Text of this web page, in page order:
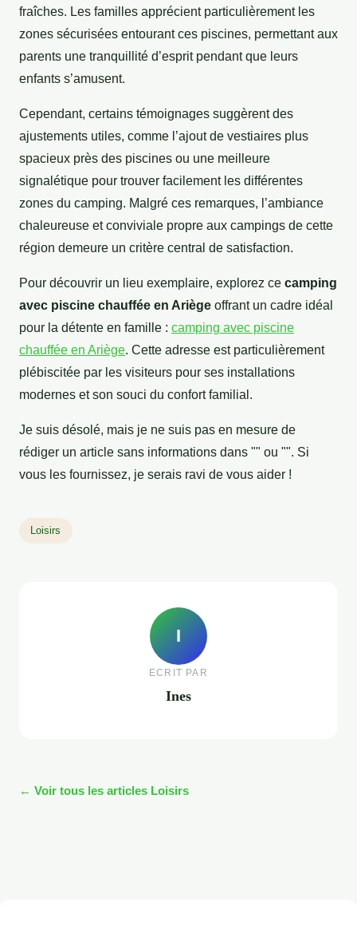
fraîches. Les familles apprécient particulièrement les
zones sécurisées entourant ces piscines, permettant aux
parents une tranquillité d’esprit pendant que leurs
enfants s’amusent.
Cependant, certains témoignages suggèrent des
ajustements utiles, comme l’ajout de vestiaires plus
spacieux près des piscines ou une meilleure
signalétique pour trouver facilement les différentes
zones du camping. Malgré ces remarques, l’ambiance
chaleureuse et conviviale propre aux campings de cette
région demeure un critère central de satisfaction.
Pour découvrir un lieu exemplaire, explorez ce camping
avec piscine chauffée en Ariège offrant un cadre idéal
pour la détente en famille : camping avec piscine
chauffée en Ariège. Cette adresse est particulièrement
plébiscitée par les visiteurs pour ses installations
modernes et son souci du confort familial.
Je suis désolé, mais je ne suis pas en mesure de
rédiger un article sans informations dans "" ou "". Si
vous les fournissez, je serais ravi de vous aider !
Loisirs
I
ECRIT PAR
Ines
← Voir tous les articles Loisirs